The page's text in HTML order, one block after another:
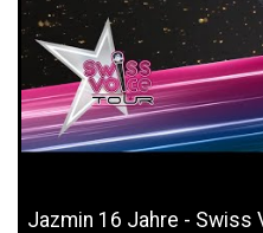
Jazmin 16 Jahre - Swiss